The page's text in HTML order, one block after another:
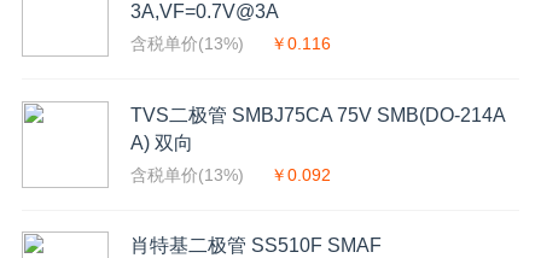
3A,VF=0.7V@3A
含税单价(13%) ￥0.116
TVS二极管 SMBJ75CA 75V SMB(DO-214A
A) 双向
含税单价(13%) ￥0.092
肖特基二极管 SS510F SMAF